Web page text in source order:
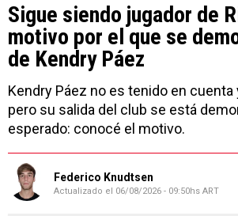
Sigue siendo jugador de
motivo por el que se
de Kendry Páez
Kendry Páez no es tenido en cuenta
pero su salida del club se está
esperado: conocé el motivo.
Federico Knudtsen
Actualizado el 06/08/2026 - 09:50hs ART